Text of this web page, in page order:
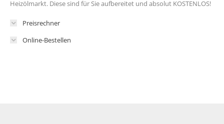
Heizölmarkt. Diese sind für Sie aufbereitet und absolut KOSTENLOS!
Preisrechner
Online-Bestellen